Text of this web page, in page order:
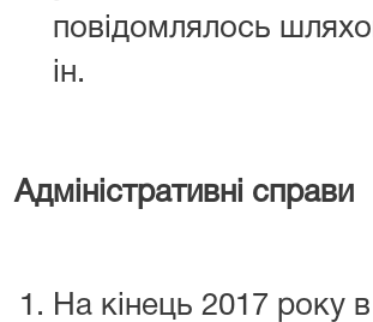
повідомлялось
ін.
Адміністративні справи
На кінець 2017 року